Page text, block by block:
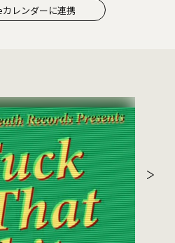
レンダーに連携